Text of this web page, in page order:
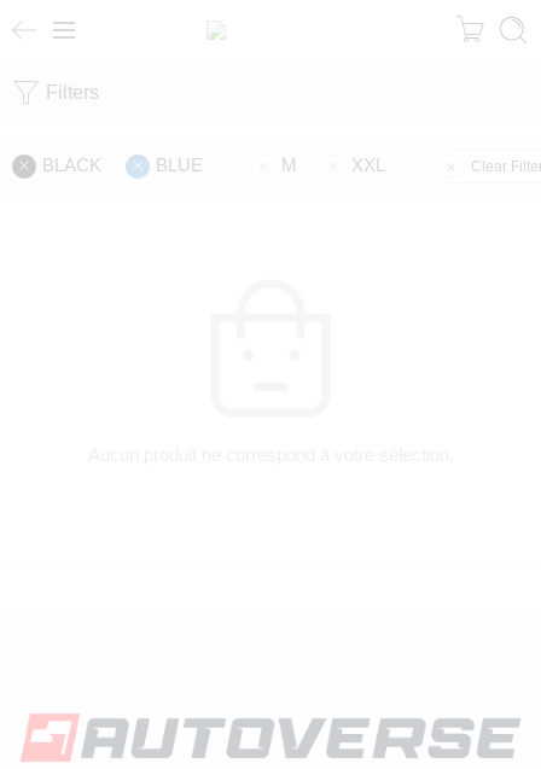
Filters
BLACK BLUE M XXL Clear